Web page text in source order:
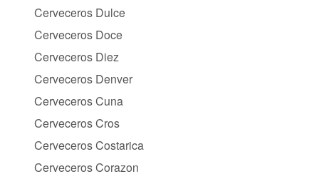
Cerveceros Dulce
Cerveceros Doce
Cerveceros Diez
Cerveceros Denver
Cerveceros Cuna
Cerveceros Cros
Cerveceros Costarica
Cerveceros Corazon